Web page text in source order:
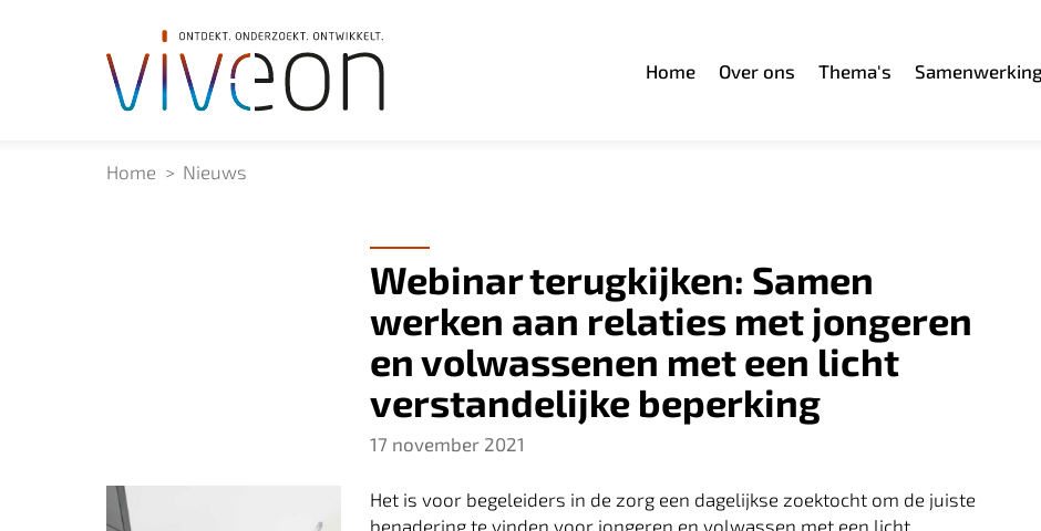
Home Over ons Thema's Samenwerking
Home Nieuws
Webinar terugkijken: Samen
werken aan relaties met jongeren
en volwassenen met een licht
verstandelijke beperking
17 november 2021
Het is voor begeleiders in de zorg een dagelijkse zoektocht om de juiste
benadering te vinden voor jongeren en volwassen met een licht